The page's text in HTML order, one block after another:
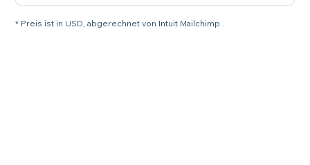
* Preis ist in USD, abgerechnet von Intuit Mailchimp .